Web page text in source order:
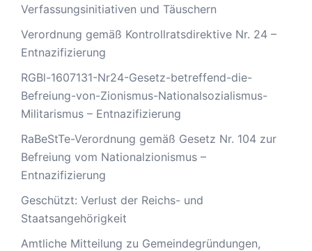
Verfassungsinitiativen und Täuschern
Verordnung gemäß Kontrollratsdirektive Nr. 24 –
Entnazifizierung
RGBl-1607131-Nr24-Gesetz-betreffend-die-
Befreiung-von-Zionismus-Nationalsozialismus-
Militarismus – Entnazifizierung
RaBeStTe-Verordnung gemäß Gesetz Nr. 104 zur
Befreiung vom Nationalzionismus –
Entnazifizierung
Geschützt: Verlust der Reichs- und
Staatsangehörigkeit
Amtliche Mitteilung zu Gemeindegründungen,